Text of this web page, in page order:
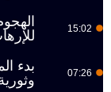
15:02
07:26
بدء